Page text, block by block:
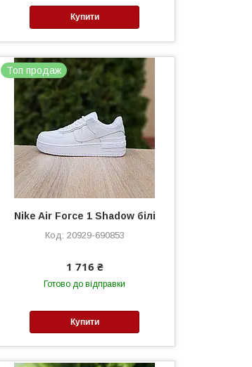
Купити
Топ продаж
Nike Air Force 1 Shadow білі
20929-690853
1 716 ₴
Готово до відправки
Купити